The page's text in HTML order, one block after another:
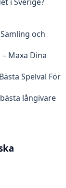
och
Maxa Dina
Spelval För
långivare